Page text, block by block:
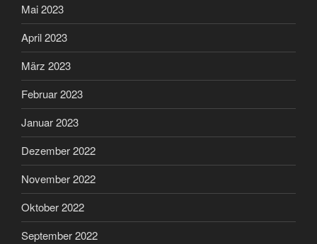
Mai 2023
April 2023
März 2023
Februar 2023
Januar 2023
Dezember 2022
November 2022
Oktober 2022
September 2022